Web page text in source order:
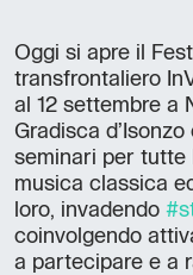
Oggi si apre il
transfrontaliero
al 12 settembre a
Gradisca
seminari per tutte
musica classica
loro, invadendo
coinvolgendo
a partecipare e a